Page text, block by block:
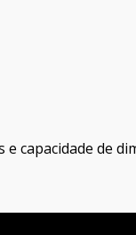
capacidade de